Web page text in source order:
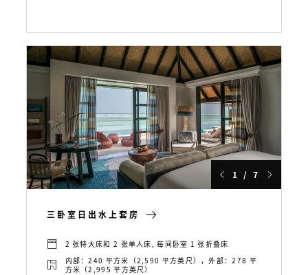
1 / 7
三卧室日出水上套房
2 张特大床和 2 张单人床, 每间卧室 1 张折叠床
内部：240 平方米（2,590 平方英尺），外部：278 平
方米（2,995 平方英尺）